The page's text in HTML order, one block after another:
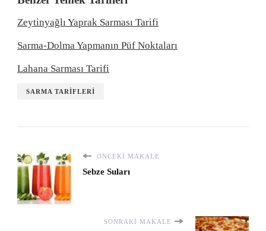
Zeytinyağlı Yaprak Sarması Tarifi
Sarma-Dolma Yapmanın Püf Noktaları
Lahana Sarması Tarifi
SARMA TARIFLERI
ÖNCEKI MAKALE
Sebze Suları
SONRAKI MAKALE